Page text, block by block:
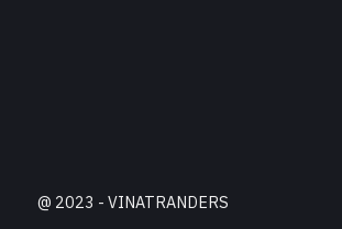
@ 2023 - VINATRANDERS